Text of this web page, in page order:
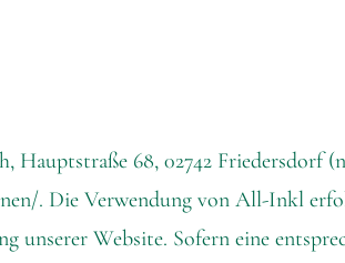
68, 02742 Friedersdorf
. Die Verwendung von All-Inkl
unserer Website. Sofern eine